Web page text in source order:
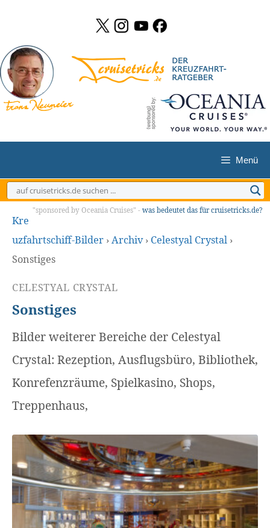
springen
Menü
"sponsored by Oceania Cruises" - was bedeutet das für cruisetricks.de?
Kre
uzfahrtschiff-Bilder ›Archiv › Celestyal Crystal ›
Sonstiges
CELESTYAL CRYSTAL
Sonstiges
Bilder weiterer Bereiche der Celestyal
Crystal: Rezeption, Ausflugsbüro, Bibliothek,
Konrefenzräume, Spielkasino, Shops,
Treppenhaus,